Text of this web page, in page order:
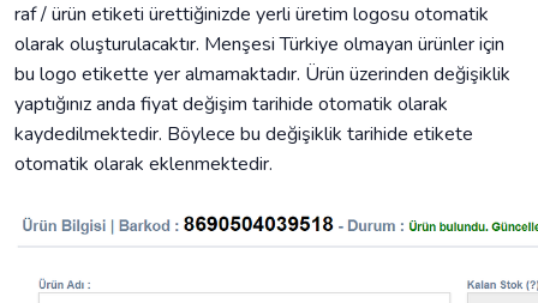
raf / ürün etiketi ürettiğinizde yerli üretim logosu otomatik
olarak oluşturulacaktır. Menşesi Türkiye olmayan ürünler için
bu logo etikette yer almamaktadır. Ürün üzerinden değişiklik
yaptığınız anda fiyat değişim tarihide otomatik olarak
kaydedilmektedir. Böylece bu değişiklik tarihide etikete
otomatik olarak eklenmektedir.